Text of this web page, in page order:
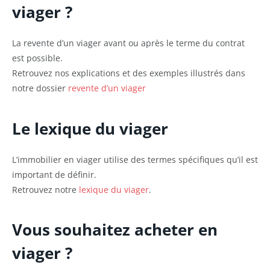
viager ?
La revente d’un viager avant ou après le terme du contrat
est possible.
Retrouvez nos explications et des exemples illustrés dans
notre dossier revente d’un viager
Le lexique du viager
L’immobilier en viager utilise des termes spécifiques qu’il est
important de définir.
Retrouvez notre lexique du viager.
Vous souhaitez acheter en
viager ?